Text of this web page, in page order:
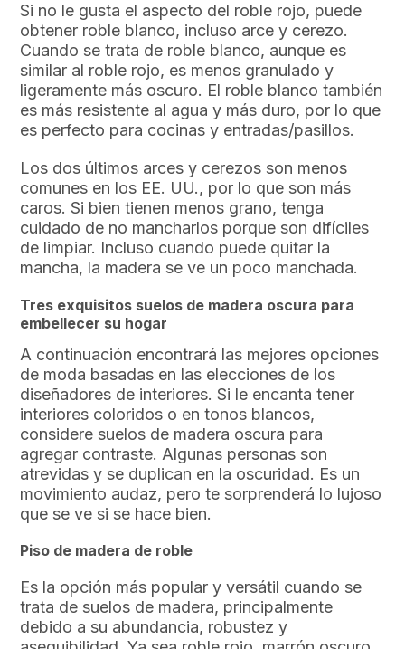
Si no le gusta el aspecto del roble rojo, puede
obtener roble blanco, incluso arce y cerezo.
Cuando se trata de roble blanco, aunque es
similar al roble rojo, es menos granulado y
ligeramente más oscuro. El roble blanco también
es más resistente al agua y más duro, por lo que
es perfecto para cocinas y entradas/pasillos.
Los dos últimos arces y cerezos son menos
comunes en los EE. UU., por lo que son más
caros. Si bien tienen menos grano, tenga
cuidado de no mancharlos porque son difíciles
de limpiar. Incluso cuando puede quitar la
mancha, la madera se ve un poco manchada.
Tres exquisitos suelos de madera oscura para
embellecer su hogar
A continuación encontrará las mejores opciones
de moda basadas en las elecciones de los
diseñadores de interiores. Si le encanta tener
interiores coloridos o en tonos blancos,
considere suelos de madera oscura para
agregar contraste. Algunas personas son
atrevidas y se duplican en la oscuridad. Es un
movimiento audaz, pero te sorprenderá lo lujoso
que se ve si se hace bien.
Piso de madera de roble
Es la opción más popular y versátil cuando se
trata de suelos de madera, principalmente
debido a su abundancia, robustez y